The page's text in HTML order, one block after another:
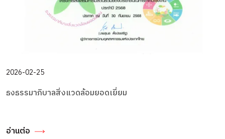
2026-02-25
ธงธรรมาภิบาลสิ่งแวดล้อมยอดเยี่ยม
อ่านต่อ